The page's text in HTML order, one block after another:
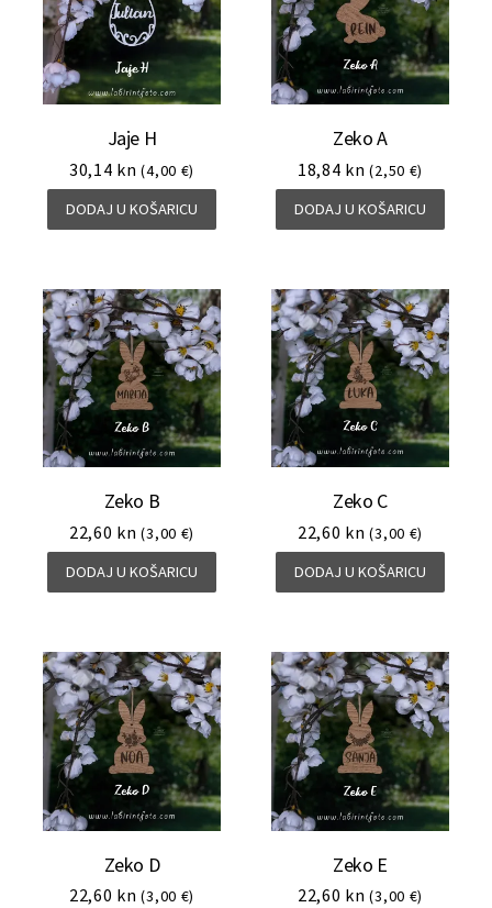
Jaje H
30,14 kn (4,00 €)
DODAJ U KOŠARICU
Zeko A
18,84 kn (2,50 €)
DODAJ U KOŠARICU
Zeko B
22,60 kn (3,00 €)
DODAJ U KOŠARICU
Zeko C
22,60 kn (3,00 €)
DODAJ U KOŠARICU
Zeko D
22,60 kn (3,00 €)
Zeko E
22,60 kn (3,00 €)